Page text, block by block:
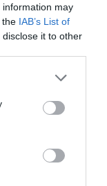
information may
the IAB’s List of
it to other